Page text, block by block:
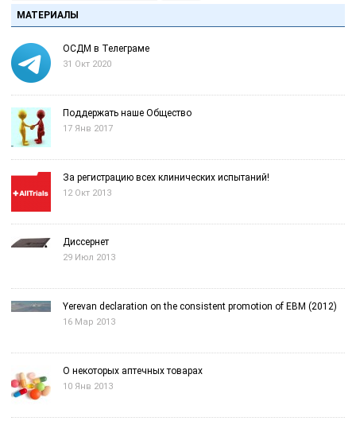
МАТЕРИАЛЫ
ОСДМ в Телеграме
31 Окт 2020
Поддержать наше Общество
17 Янв 2017
За регистрацию всех клинических испытаний!
12 Окт 2013
Диссернет
29 Июл 2013
Yerevan declaration on the consistent promotion of EBM (2012)
16 Мар 2013
О некоторых аптечных товарах
10 Янв 2013